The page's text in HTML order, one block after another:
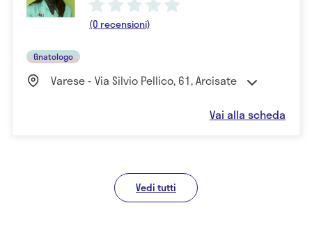
(0 recensioni)
Gnatologo
Varese - Via Silvio Pellico, 61, Arcisate
Vai alla scheda
Vedi tutti